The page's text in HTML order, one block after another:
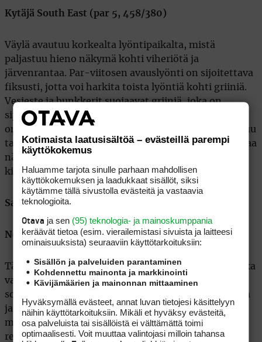
Kytäjä South East (par 5, 458/380)
Väylä avautuu korkealta lyöntipaikalta, mistä
paljastuu hieno näkymä kohti viheriötä ja
järvenrantaa. Par-viitosen avauslyönti on sijoitettava
fiksusti, jotta voi harkita toista lyöntiä kohti griiniä.
Vesieste ja bunkkerit suojaavat griiniä, joka on
sijoitettu alavampaan paikkaan. Viheriön ympäristö
on huolellisesti muotoiltu, ja lähestymisessä korostuu
tarkkuus. Kytäjän South East -kentän 18. reikä tarjoaa
näyttävän ja pelillisesti vaihtelevan päätöksen
kierrokselle.
Sami Sarpakunnas
Nordcenter Fream (par 5, 373/348)
Tämä on mielestäni Suomen upein päätösväylä, jonka
valitsisi moni muukin. Visuaalista tykitystä ja
sopivasti haastetta. Väylän voi pelata monella tavalla
ja taktiikalla. Helppo se ei ole, mutta tarjoaa
mahdollisuuden birdieen. Mutta useammin tämä
reikä taitaa romuttaa unelmia vielä viime metreillä.
Kotimaista laatusisältöä – evästeillä parempi
käyttökokemus
Haluamme tarjota sinulle parhaan mahdollisen
käyttökokemuksen ja laadukkaat sisällöt, siksi
käytämme tällä sivustolla evästeitä ja vastaavia
teknologioita.
Otava ja sen (95) teknologia- ja mainoskumppania
keräävät tietoa (esim. vierailemis­tasi sivuista ja laitteesi
ominaisuuk­sista) seuraaviin käyttötarkoituksiin:
Sisällön ja palveluiden parantaminen
Kohdennettu mainonta ja markkinointi
Kävijämäärien ja mainonnan mittaaminen
Hyväksymällä evästeet, annat luvan tietojesi käsittelyyn
näihin käyttötarkoituksiin. Mikäli et hyväksy evästeitä,
osa palveluista tai sisällöistä ei välttämättä toimi
optimaalisesti. Voit muuttaa valintojasi milloin tahansa